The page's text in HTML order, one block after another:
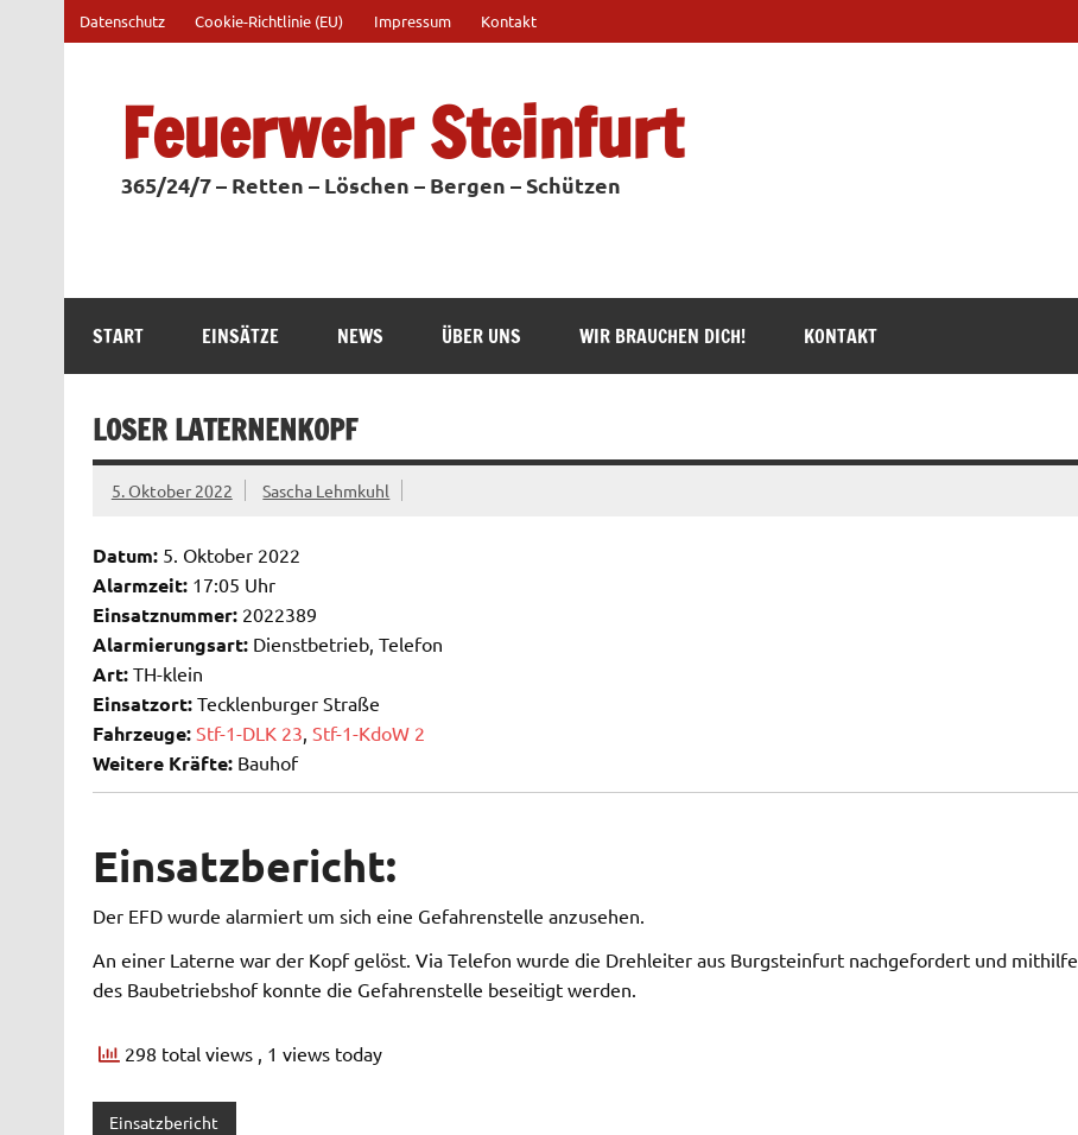
springen
Datenschutz Cookie-Richtlinie (EU) Impressum Kontakt
Feuerwehr Steinfurt
365/24/7 – Retten – Löschen – Bergen – Schützen
START EINSÄTZE NEWS ÜBER UNS WIR BRAUCHEN DICH! KONTAKT
LOSER LATERNENKOPF
5. Oktober 2022 Sascha Lehmkuhl
Datum:5. Oktober 2022
Alarmzeit:17:05 Uhr
Einsatznummer:2022389
Alarmierungsart:Dienstbetrieb, Telefon
Art:TH-klein
Einsatzort:Tecklenburger Straße
Fahrzeuge: Stf-1-DLK 23, Stf-1-KdoW 2
Weitere Kräfte:Bauhof
Einsatzbericht:
Der EFD wurde alarmiert um sich eine Gefahrenstelle anzusehen.
An einer Laterne war der Kopf gelöst. Via Telefon wurde die Drehleiter aus Burgsteinfurt nachgefordert und mithilfe
des Baubetriebshof konnte die Gefahrenstelle beseitigt werden.
298 total views , 1 views today
Einsatzbericht